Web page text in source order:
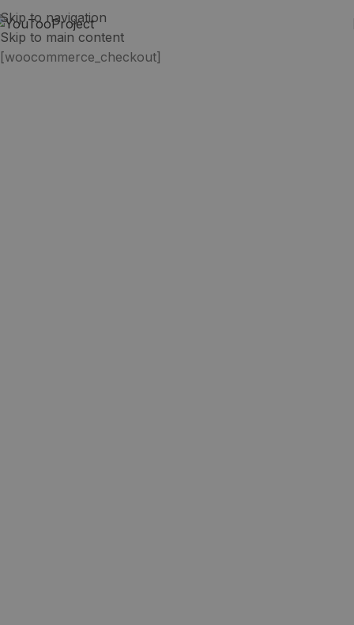
Skip to navigation
Skip to main content
[woocommerce_checkout]